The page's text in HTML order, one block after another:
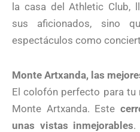
la casa del Athletic Club,
sus aficionados, sino
espectáculos como
Monte Artxanda, las
El colofón perfecto para tu
Monte Artxanda. Este
unas vistas inmejorables.